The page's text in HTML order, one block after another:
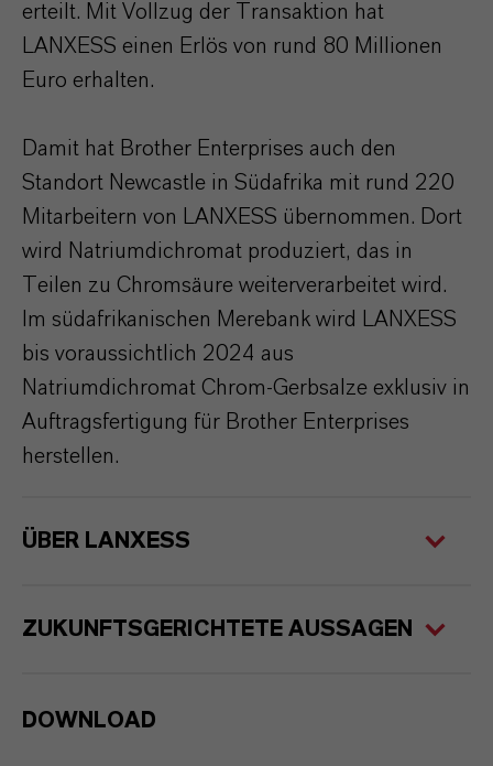
erteilt. Mit Vollzug der Transaktion hat
LANXESS einen Erlös von rund 80 Millionen
Euro erhalten.
Damit hat Brother Enterprises auch den
Standort Newcastle in Südafrika mit rund 220
Mitarbeitern von LANXESS übernommen. Dort
wird Natriumdichromat produziert, das in
Teilen zu Chromsäure weiterverarbeitet wird.
Im südafrikanischen Merebank wird LANXESS
bis voraussichtlich 2024 aus
Natriumdichromat Chrom-Gerbsalze exklusiv in
Auftragsfertigung für Brother Enterprises
herstellen.
ÜBER LANXESS
ZUKUNFTSGERICHTETE AUSSAGEN
DOWNLOAD